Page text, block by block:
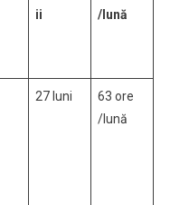
ii /lună
27 luni
63 ore
/lună